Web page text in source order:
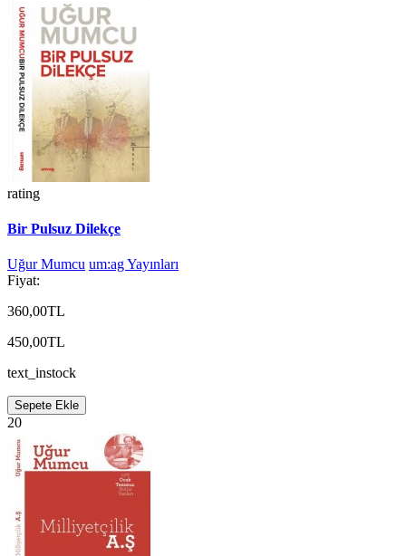
rating
Bir Pulsuz Dilekçe
Uğur Mumcu um:ag Yayınları
Fiyat:
360,00TL
450,00TL
text_instock
Sepete Ekle
20